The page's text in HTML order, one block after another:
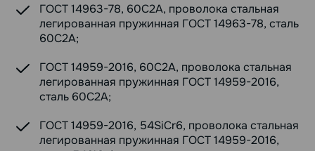
ГОСТ 14963-78, 60С2А, проволока стальная
легированная пружинная ГОСТ 14963-78, сталь
60С2А;
ГОСТ 14959-2016, 60С2А, проволока стальная
легированная пружинная ГОСТ 14959-2016,
сталь 60С2А;
ГОСТ 14959-2016, 54SiCr6, проволока стальная
легированная пружинная ГОСТ 14959-2016,